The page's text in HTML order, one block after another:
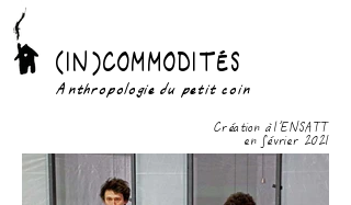
(IN)COMMODITÉS
Anthropologie du petit coin
Création à l'ENSATT
en février 2021